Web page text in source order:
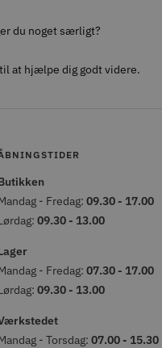
du noget særligt?
at hjælpe dig godt videre.
- Fredag: 09.30 - 17.00
09.30 - 13.00
- Fredag: 07.30 - 17.00
09.30 - 13.00
- Torsdag: 07.00 - 15.30